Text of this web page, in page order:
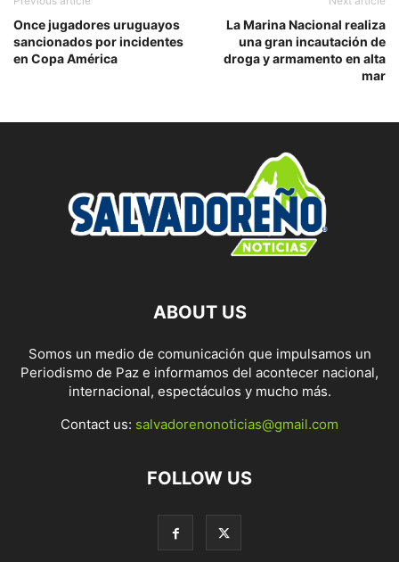
Once jugadores uruguayos
sancionados por incidentes
en Copa América
La Marina Nacional realiza
una gran incautación de
droga y armamento en alta
mar
ABOUT US
Somos un medio de comunicación que impulsamos un
Periodismo de Paz e informamos del acontecer nacional,
internacional, espectáculos y mucho más.
Contact us: salvadorenonoticias@gmail.com
FOLLOW US